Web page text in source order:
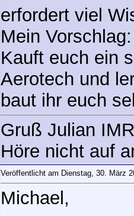
erfordert viel
Mein Vorschlag:
Kauft euch ein
Aerotech und
baut ihr euch
Gruß Julian
Höre nicht auf
Veröffentlicht am Dienstag, 30. März
Michael,